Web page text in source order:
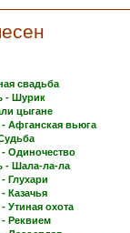
свадьба
- Шурик
цыгане
Афганская вьюга
Одиночество
- Шала-ла-ла
Глухари
Казачья
Утиная охота
Реквием